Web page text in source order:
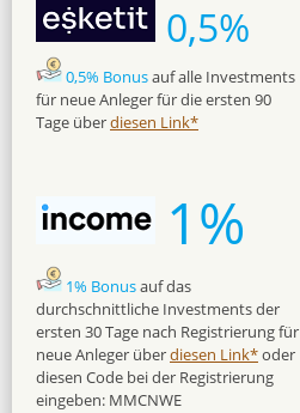
0,5%
0,5% Bonusauf alle Investments
für neue Anleger für die ersten 90
Tage überdiesen Link*
1%
1% Bonusauf das
durchschnittliche Investments der
ersten 30 Tage nach Registrierung für
neue Anleger überdiesen Link*oder
diesen Code bei der Registrierung
eingeben: MMCNWE